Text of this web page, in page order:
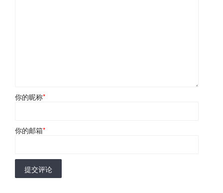
你的昵称*
你的邮箱*
提交评论